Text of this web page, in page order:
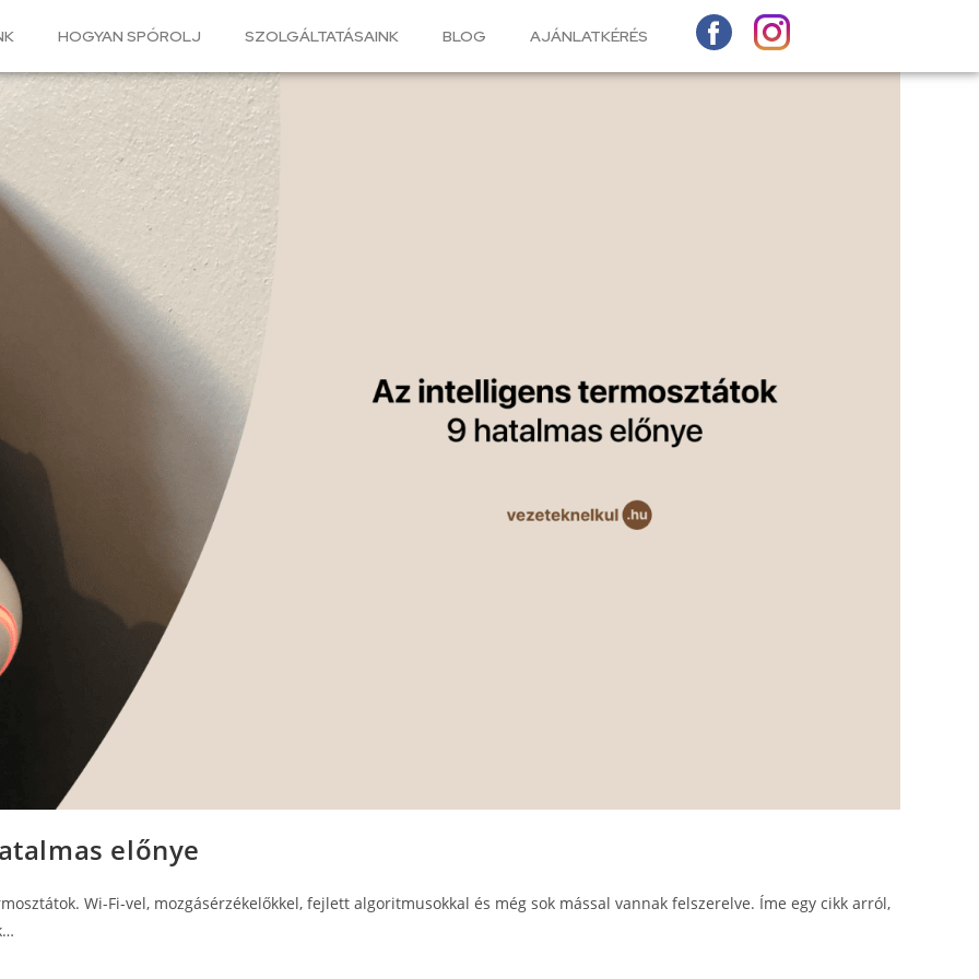
HOGYAN SPÓROLJ SZOLGÁLTATÁSAINK BLOG AJÁNLATKÉRÉS
előnye
Wi-Fi-vel, mozgásérzékelőkkel, fejlett algoritmusokkal és még sok mással vannak felszerelve. Íme egy cikk arról,